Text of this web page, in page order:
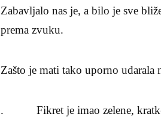
Zabavljalo nas je, a bilo je sve
prema zvuku.
Zašto je mati tako uporno udarala
. Fikret je imao zelene,